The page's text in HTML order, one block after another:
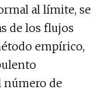
al límite, se
de los flujos
empírico,
número de